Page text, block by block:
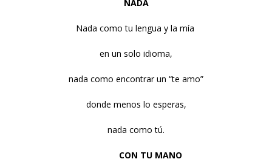
NADA
Nada como tu lengua y la mía
en un solo idioma,
nada como encontrar un “te amo”
donde menos lo esperas,
nada como tú.
CON TU MANO